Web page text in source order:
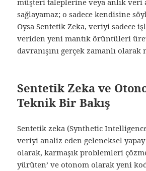
müşteri taleplerine veya anlık veri
sağlayamaz; o sadece kendisine
Oysa Sentetik Zeka, veriyi sadece
veriden yeni mantık örüntüleri
davranışını gerçek zamanlı
Sentetik Zeka ve
Teknik Bir Bakış
Sentetik zeka (Synthetic
veriyi analiz eden geleneksel
olarak, karmaşık problemleri
yürüten’ ve otonom olarak yeni